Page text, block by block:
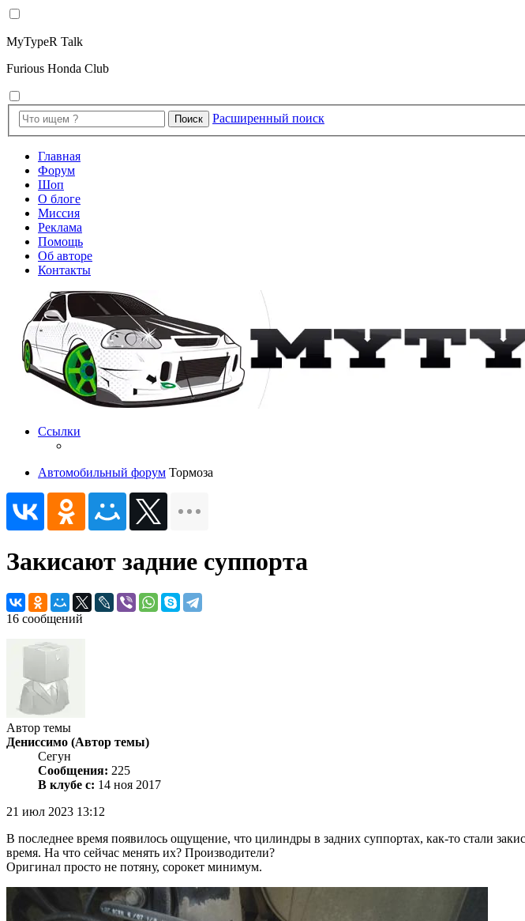
MyTypeR Talk
Furious Honda Club
Поиск Расширенный поиск
Главная
Форум
Шоп
О блоге
Миссия
Реклама
Помощь
Об авторе
Контакты
Ссылки
Автомобильный форум Тормоза
Закисают задние суппорта
16 сообщений
Автор темы
Дениссимо (Автор темы)
Сегун
Сообщения: 225
В клубе с: 14 ноя 2017
21 июл 2023 13:12
В последнее время появилось ощущение, что цилиндры в задних суппортах, как-то стали
время. На что сейчас менять их? Производители?
Оригинал просто не потяну, сорокет минимум.